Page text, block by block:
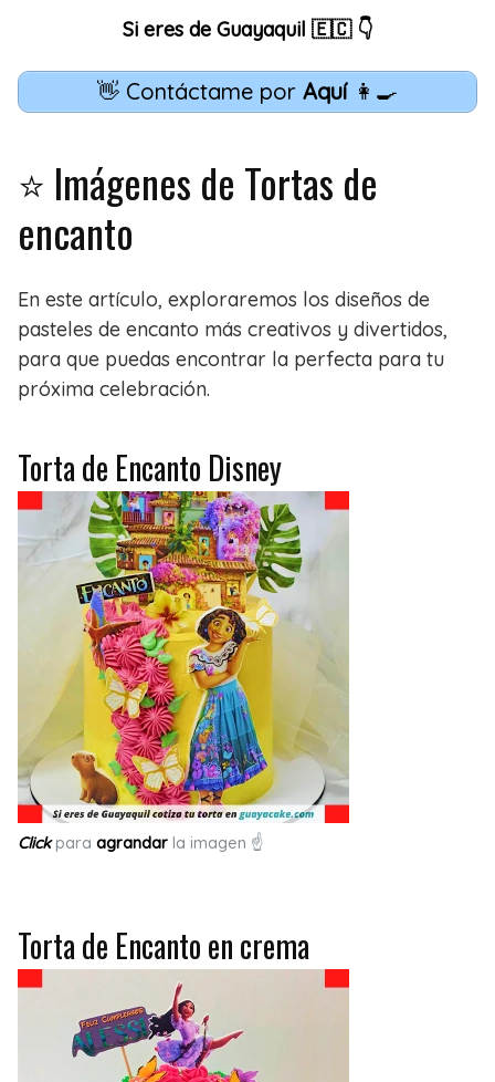
Si eres de Guayaquil 🇪🇨 👇
👋 Contáctame por Aquí👩‍🍳
⭐ Imágenes de Tortas de
encanto
En este artículo, exploraremos los diseños de
pasteles de encanto más creativos y divertidos,
para que puedas encontrar la perfecta para tu
próxima celebración.
Torta de Encanto Disney
Clickpara agrandar la imagen ☝
Torta de Encanto en crema